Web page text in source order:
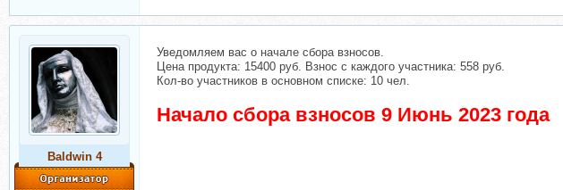
Baldwin 4
Уведомляем вас о начале сбора взносов.
Цена продукта: 15400 руб. Взнос с каждого участника: 558 руб.
Кол-во участников в основном списке: 10 чел.
Начало сбора взносов 9 Июнь 2023 года